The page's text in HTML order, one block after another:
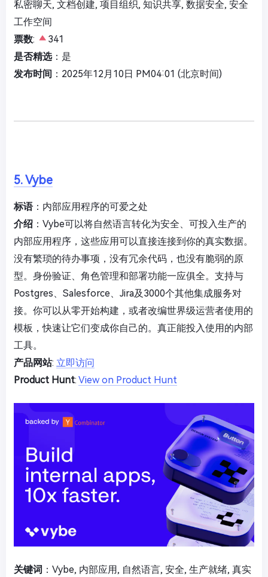
私密聊天, 文档创建, 项目组织, 知识共享, 数据安全, 安全
工作空间
票数:
341
是否精选：是
发布时间 ：2025年12月10日 PM04:01 (北京时间)
5. Vybe
标语：内部应用程序的可爱之处
介绍 ：Vybe可以将自然语言转化为安全、可投入生产的
内部应用程序，这些应用可以直接连接到你的真实数据。
没有繁琐的待办事项，没有冗余代码，也没有脆弱的原
型。身份验证、角色管理和部署功能一应俱全。支持与
Postgres、Salesforce、Jira及3000个其他集成服务对
接。你可以从零开始构建，或者改编世界级运营者使用的
模板，快速让它们变成你自己的。真正能投入使用的内部
工具。
产品网站: 立即访问
Product Hunt: View on Product Hunt
关键词 ：Vybe, 内部应用, 自然语言, 安全, 生产就绪, 真实